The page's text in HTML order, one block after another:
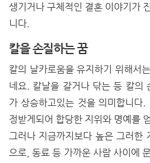
생기거나 구체적인 결혼 이야기가
니다.
칼을 손질하는 꿈
칼의 날카로움을 유지하기 위해서
네요. 칼날을 갈거나 닦는 등 칼의
가 상승하고있는 것을 의미합니다
정받게되어 합당한 지위와 명예를
그러나 지금까지보다 높은 그러한
으로, 동료 등 가까운 사람 사이에